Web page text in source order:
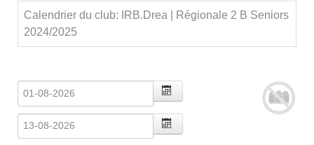
Calendrier du club: IRB.Drea | Régionale 2 B Seniors
2024/2025